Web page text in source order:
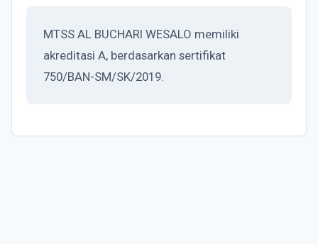
MTSS AL BUCHARI WESALO memiliki
akreditasi A, berdasarkan sertifikat
750/BAN-SM/SK/2019.